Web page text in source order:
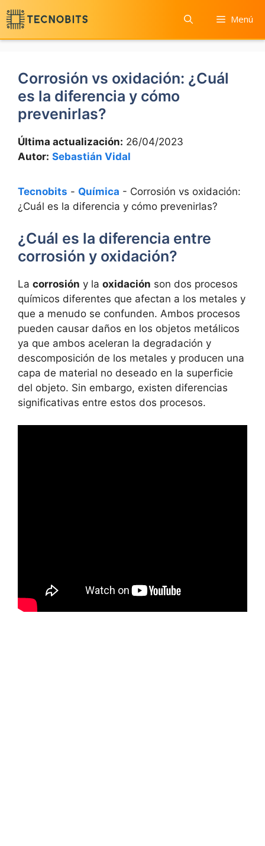
Saltar
al
contenido
Menú
Corrosión vs oxidación: ¿Cuál
es la diferencia y cómo
prevenirlas?
Última actualización: 26/04/2023
Autor: Sebastián Vidal
Tecnobits - Química - Corrosión vs oxidación:
¿Cuál es la diferencia y cómo prevenirlas?
¿Cuál es la diferencia entre
corrosión y oxidación?
La corrosión y la oxidación son dos procesos
químicos diferentes que afectan a los metales y
que a menudo se confunden. Ambos procesos
pueden causar daños en los objetos metálicos
ya que ambos aceleran la degradación y
descomposición de los metales y producen una
capa de material no deseado en la superficie
del objeto. Sin embargo, existen diferencias
significativas entre estos dos procesos.